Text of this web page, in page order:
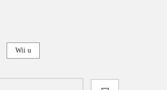
Wii u